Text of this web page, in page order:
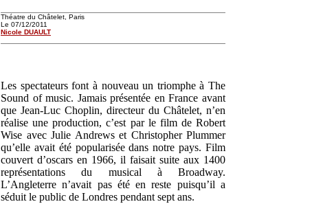
Théatre du Châtelet, Paris
Le 07/12/2011
Nicole DUAULT
Les spectateurs font à nouveau un triomphe à The
Sound of music. Jamais présentée en France avant
que Jean-Luc Choplin, directeur du Châtelet, n’en
réalise une production, c’est par le film de Robert
Wise avec Julie Andrews et Christopher Plummer
qu’elle avait été popularisée dans notre pays. Film
couvert d’oscars en 1966, il faisait suite aux 1400
représentations du musical à Broadway.
L’Angleterre n’avait pas été en reste puisqu’il a
séduit le public de Londres pendant sept ans.